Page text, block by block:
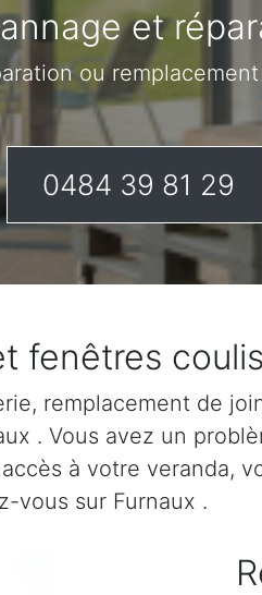
et
ou
0484 39 81 29
fenêtres
remplacement de
. Vous avez un
à votre veranda,
vous sur Furnaux .